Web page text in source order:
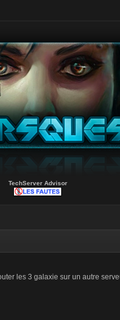
TechServer Advisor
les 3 galaxie sur un autre